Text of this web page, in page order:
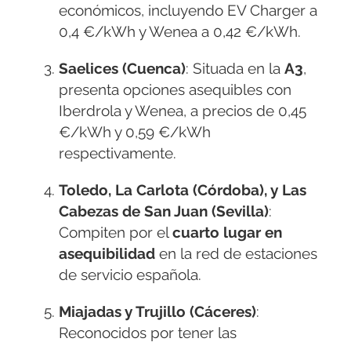
económicos, incluyendo EV Charger a
0,4 €/kWh y Wenea a 0,42 €/kWh.
Saelices (Cuenca): Situada en la A3,
presenta opciones asequibles con
Iberdrola y Wenea, a precios de 0,45
€/kWh y 0,59 €/kWh
respectivamente.
Toledo, La Carlota (Córdoba), y Las
Cabezas de San Juan (Sevilla):
Compiten por elcuarto lugar en
asequibilidad en la red de estaciones
de servicio española.
Miajadas y Trujillo (Cáceres):
Reconocidos por tener las